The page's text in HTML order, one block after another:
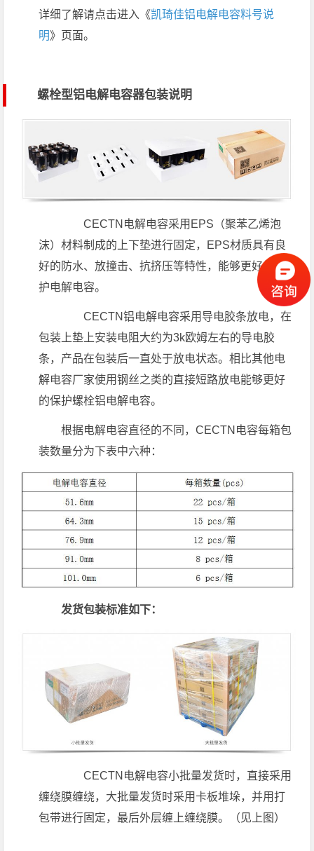
详细了解请点击进入《凯琦佳铝电解电容料号说
明》页面。
螺栓型铝电解电容器包装说明
CECTN电解电容采用EPS（聚苯乙烯泡
沫）材料制成的上下垫进行固定，EPS材质具有良
好的防水、放撞击、抗挤压等特性，能够更好的保
护电解电容。
CECTN铝电解电容采用导电胶条放电，在
包装上垫上安装电阻大约为3k欧姆左右的导电胶
条，产品在包装后一直处于放电状态。相比其他电
解电容厂家使用钢丝之类的直接短路放电能够更好
的保护螺栓铝电解电容。
根据电解电容直径的不同，CECTN电容每箱包
装数量分为下表中六种：
发货包装标准如下：
CECTN电解电容小批量发货时，直接采用
缠绕膜缠绕，大批量发货时采用卡板堆垛，并用打
包带进行固定，最后外层缠上缠绕膜。（见上图）